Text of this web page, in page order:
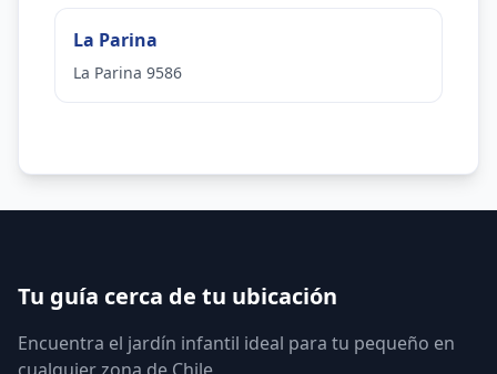
La Parina
La Parina 9586
Tu guía cerca de tu ubicación
Encuentra el jardín infantil ideal para tu pequeño en